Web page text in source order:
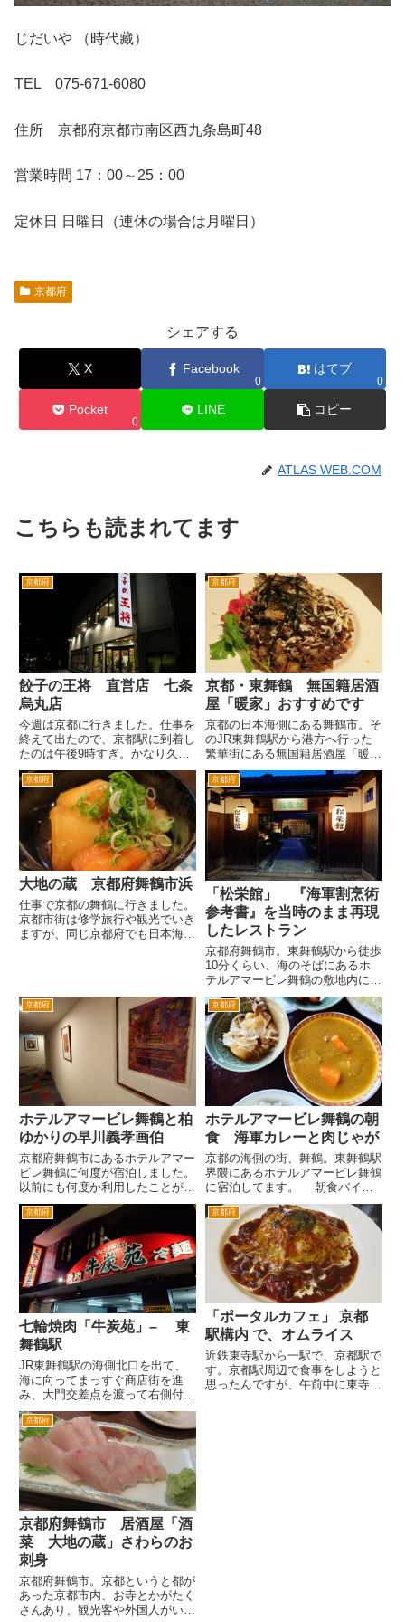
じだいや （時代藏）
TEL 075-671-6080
住所 京都府京都市南区西九条島町48
営業時間 17：00～25：00
定休日 日曜日（連休の場合は月曜日）
京都府
シェアする
X Facebook
0
はてブ
0
Pocket
0
LINE コピー
ATLAS WEB.COM
こちらも読まれてます
京都府
餃子の王将 直営店 七条
烏丸店
今週は京都に行きました。仕事を
終えて出たので、京都駅に到着し
たのは午後9時すぎ。かなり久し
ぶりにきた京都は、外国人の観光
客が多い。タクシーやバス乗り場
付近は香港とかにきたみたいな雰
囲気でした。 さて京都に来た
けどどこで食事をしよう
か・・・...
京都府
京都・東舞鶴 無国籍居酒
屋「暖家」おすすめです
京都の日本海側にある舞鶴市。そ
のJR東舞鶴駅から港方へ行った
繁華街にある無国籍居酒屋「暖
家」さんです。 昨年舞鶴に来た
ときに、ここに入るか迷ったお店
です。去年入らなかったので、今
年は入ってみました。 入口に
は、本当の炎がありました。電気
を...
京都府
大地の蔵 京都府舞鶴市浜
仕事で京都の舞鶴に行きました。
京都市街は修学旅行や観光でいき
ますが、同じ京都府でも日本海側
港として有名です。現在も海上
自...
京都府
「松栄館」 『海軍割烹術
参考書』を当時のまま再現
したレストラン
京都府舞鶴市。東舞鶴駅から徒歩
10分くらい、海のそばにあるホ
テルアマービレ舞鶴の敷地内に旧
大日本帝国海軍の『海軍割烹術参
考書』を当時のまま再現したレス
トラン「松栄館」があります。
木造の和風の旅館、割烹という雰
囲気ですが、洋風レストランで
す...
京都府
ホテルアマービレ舞鶴と柏
ゆかりの早川義孝画伯
京都府舞鶴市にあるホテルアマー
ビレ舞鶴に何度が宿泊しました。
以前にも何度か利用したことがあ
りますが、今回久しぶりです。比
較的リーズナブルな宿泊料金のた
め、ビジネス、観光利用のお客様
が半々くらいのイメージでしょう
か。 はじめて宿泊したとき、
ロ...
京都府
ホテルアマービレ舞鶴の朝
食 海軍カレーと肉じゃが
京都の海側の街、舞鶴。東舞鶴駅
界隈にあるホテルアマービレ舞鶴
に宿泊してます。 朝食バイキ
ングに行きました。比較的こじん
まりとした朝食会場。 でも目
を引くものがありました。舞鶴は
肉じゃがで街おこしをしてます。
というのも、肉じゃがの原点...
京都府
七輪焼肉「牛炭苑」– 東
舞鶴駅
JR東舞鶴駅の海側北口を出て、
海に向ってまっすぐ商店街を進
み、大門交差点を渡って右側付近
にあります。おおむね徒歩10分
程度でしょうか。 炭火七輪焼肉
の牛炭苑さんです。１階は駐車場
で、2階が店舗です。敷地外含め
て１２台くらいの駐車場が確保さ
れ...
京都府
「ポータルカフェ」 京都
駅構内 で、オムライス
近鉄東寺駅から一駅で、京都駅で
す。京都駅周辺で食事をしようと
思ったんですが、午前中に東寺を
京都府
京都府舞鶴市 居酒屋「酒
菜 大地の蔵」さわらのお
刺身
京都府舞鶴市。京都というと都が
あった京都市内、お寺とかがたく
さんあり、観光客や外国人がいる